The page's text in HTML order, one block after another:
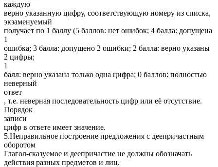
каждую
верно указанную цифру, соответствующую номеру из списка,
экзаменуемый
получает по 1 баллу (5 баллов: нет ошибок; 4 балла: допущена
1
ошибка; 3 балла: допущено 2 ошибки; 2 балла: верно указаны
2 цифры;
1
балл: верно указана только одна цифра; 0 баллов: полностью
неверный
ответ
, т.е. неверная последовательность цифр или её отсутствие.
Порядок
записи
цифр в ответе имеет значение.
5.Неправильное построение предложения с деепричастным
оборотом
Глагол-сказуемое и деепричастие не должны обозначать
действия разных предметов и лиц.